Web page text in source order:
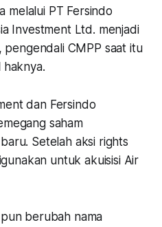
melalui PT Fersindo
Investment Ltd. menjadi
pengendali CMPP saat itu
haknya.
dan Fersindo
saham
Setelah aksi rights
untuk akuisisi Air
berubah nama